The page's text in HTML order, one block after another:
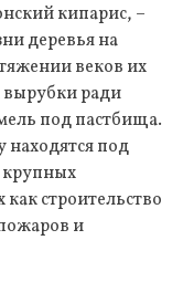
кипарис, –
деревья на
веков их
вырубки ради
под пастбища.
под
крупных
строительство
и